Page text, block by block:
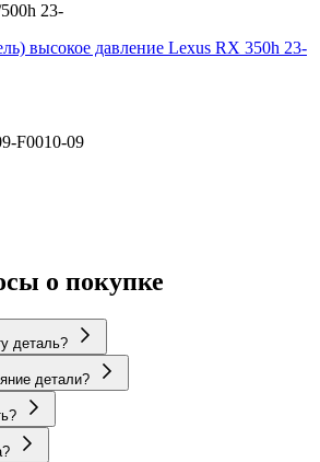
23-
высокое давление Lexus RX 350h 23-
F0010-09
о покупке
деталь?
детали?